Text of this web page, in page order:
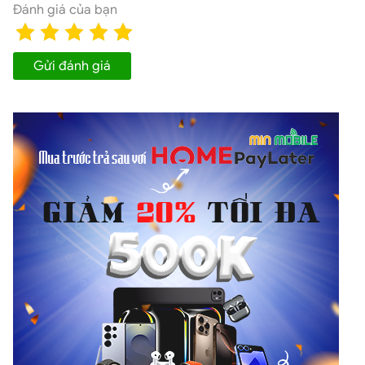
So với các phiên bản trước, Galaxy Z Fold 6 có thiết kế
mỏng và nhẹ hơn, với độ dày chỉ 12.1mm khi gập lại và
trọng lượng nhẹ hơn, giúp người dùng dễ dàng mang
theo và sử dụng trong thời gian dài mà không cảm thấy
mỏi. Màn hình của Z Fold 6 cũng được mở rộng hơn, với
kích thước 6.3 inch cho màn hình ngoài và 7.6 inch cho
màn hình chính. Điều này mang lại không gian hiển thị
rộng rãi hơn, giúp người dùng thực hiện các tác vụ đa
Đánh giá của bạn
Gửi đánh giá